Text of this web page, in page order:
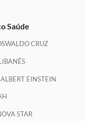
Saúde
CRUZ
EINSTEIN
STAR